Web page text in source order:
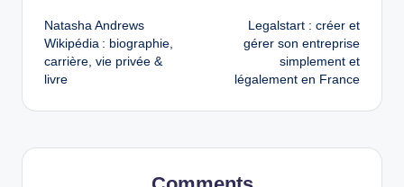
navigation
Natasha Andrews
Wikipédia : biographie,
carrière, vie privée &
livre
Legalstart : créer et
gérer son entreprise
simplement et
légalement en France